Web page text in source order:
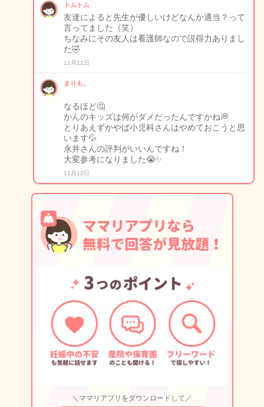
トムトム
友達によると先生が優しいけどなんか適当？って
言ってました（笑）
ちなみにその友人は看護師なので説得力ありまし
た🤣
11月12日
まりも。
なるほど🤔
かんのキッズは何がダメだったんですかね💭
とりあえずかやば小児科さんはやめておこうと思
います💦
永井さんの評判がいいんですね！
大変参考になりました😭✨
11月12日
＼ママリアプリをダウンロードして／